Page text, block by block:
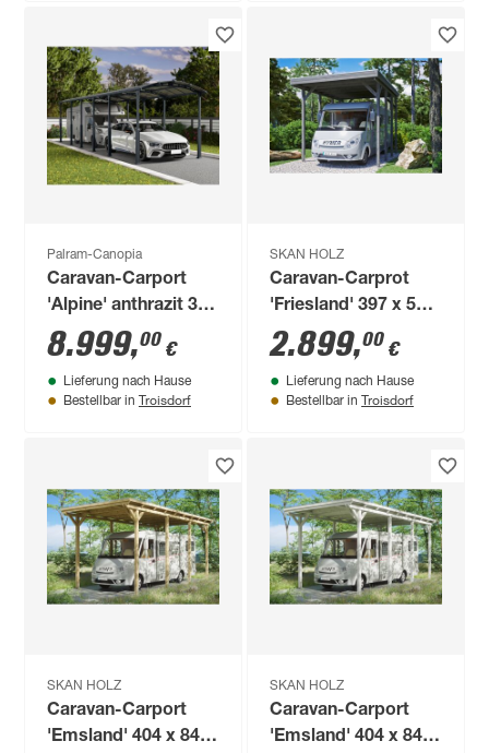
Palram-Canopia
Caravan-Carport
'Alpine' anthrazit 359
x 1290 cm
Polycarbonat grau
8.999,00 €
Lieferung nach Hause
Bestellbar in Troisdorf
SKAN HOLZ
Caravan-Carprot
'Friesland' 397 x 555
cm schiefergrau
2.899,00 €
Lieferung nach Hause
Bestellbar in Troisdorf
SKAN HOLZ
Caravan-Carport
'Emsland' 404 x 846
SKAN HOLZ
Caravan-Carport
'Emsland' 404 x 846